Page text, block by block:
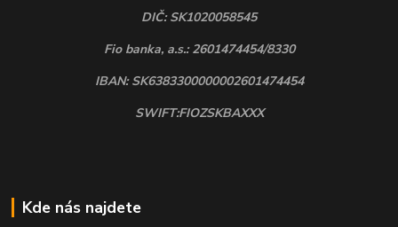
DIČ: SK1020058545
Fio banka, a.s.: 2601474454/8330
IBAN: SK6383300000002601474454
SWIFT:FIOZSKBAXXX
Kde nás najdete